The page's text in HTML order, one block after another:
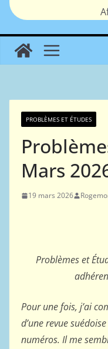
PROBLÈMES ET ÉTUDES
Mars
19 mars 2026
Problèmes et
Pour une fois, j’ai
d’une revue
numéros. Il me